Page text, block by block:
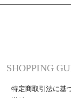
SHOPPING
特定商取引法に基